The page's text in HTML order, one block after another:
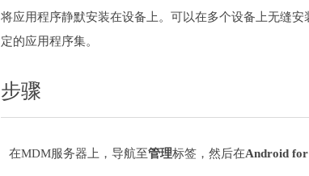
将应用程序静默安装在设备上。可以在多个设备上无缝
定的应用程序集。
步骤
在MDM服务器上，导航至管理标签，然后在Android